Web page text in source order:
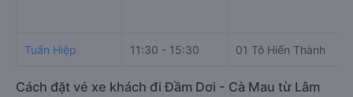
Tuấn Hiệp 11:30 - 15:30 01 Tô Hiến Thành
Cách đặt vé xe khách đi Đầm Dơi - Cà Mau từ Lâm